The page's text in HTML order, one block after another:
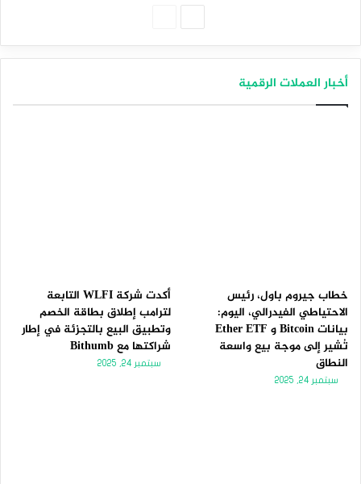
أخبار العملات الرقمية
خطاب جيروم باول، رئيس
الاحتياطي الفيدرالي، اليوم:
بيانات Bitcoin و Ether ETF
تُشير إلى موجة بيع واسعة
النطاق
سبتمبر 24, 2025
أكدت شركة WLFI التابعة
لترامب إطلاق بطاقة الخصم
وتطبيق البيع بالتجزئة في إطار
شراكتها مع Bithumb
سبتمبر 24, 2025